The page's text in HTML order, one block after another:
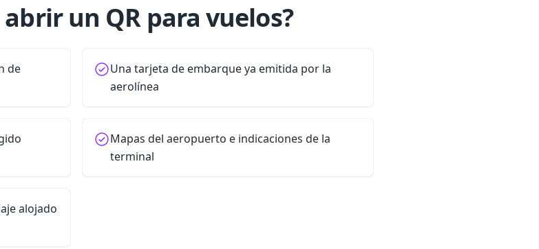
un QR para vuelos?
de
Una tarjeta de embarque ya emitida por la
aerolínea
Mapas del aeropuerto e indicaciones de la
terminal
alojado